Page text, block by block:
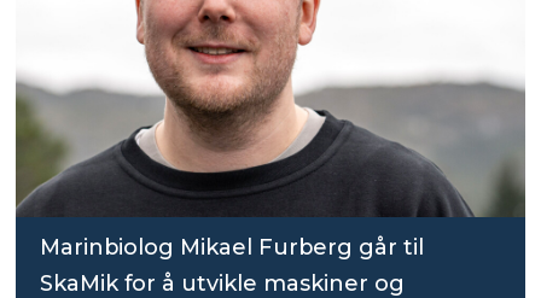
Marinbiolog Mikael Furberg går til
SkaMik for å utvikle maskiner og